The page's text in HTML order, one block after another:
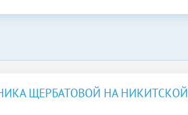
ЩЕРБАТОВОЙ НА НИКИТСКОЙ